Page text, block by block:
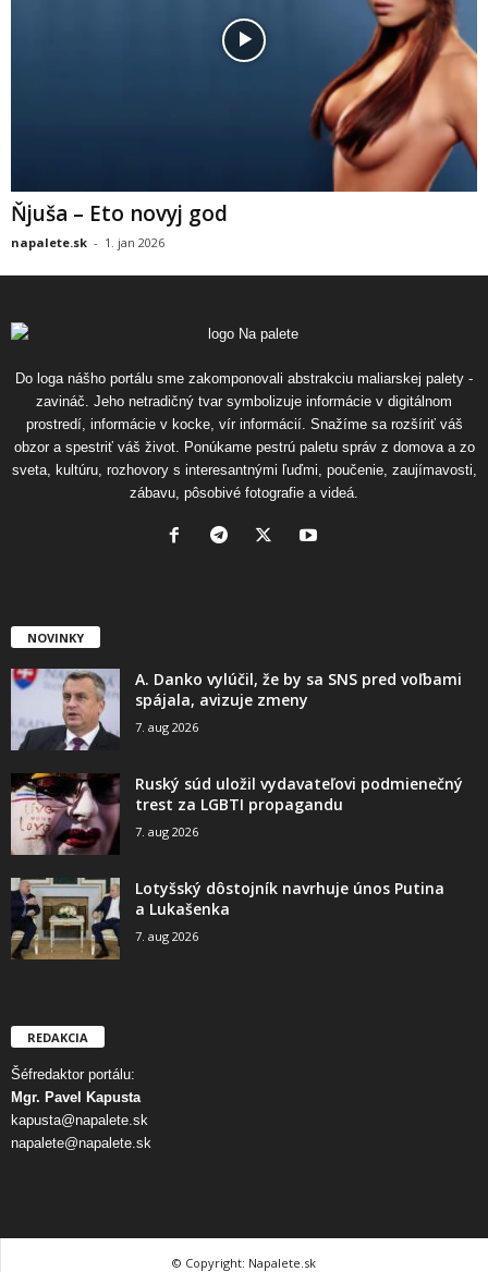
Ňjuša – Eto novyj god
napalete.sk - 1. jan 2026
Do loga nášho portálu sme zakomponovali abstrakciu maliarskej palety -
zavináč. Jeho netradičný tvar symbolizuje informácie v digitálnom
prostredí, informácie v kocke, vír informácií. Snažíme sa rozšíriť váš
obzor a spestriť váš život. Ponúkame pestrú paletu správ z domova a zo
sveta, kultúru, rozhovory s interesantnými ľuďmi, poučenie, zaujímavosti,
zábavu, pôsobivé fotografie a videá.
NOVINKY
A. Danko vylúčil, že by sa SNS pred voľbami
spájala, avizuje zmeny
7. aug 2026
Ruský súd uložil vydavateľovi podmienečný
trest za LGBTI propagandu
7. aug 2026
Lotyšský dôstojník navrhuje únos Putina
a Lukašenka
7. aug 2026
REDAKCIA
Šéfredaktor portálu:
Mgr. Pavel Kapusta
kapusta@napalete.sk
napalete@napalete.sk
© Copyright: Napalete.sk